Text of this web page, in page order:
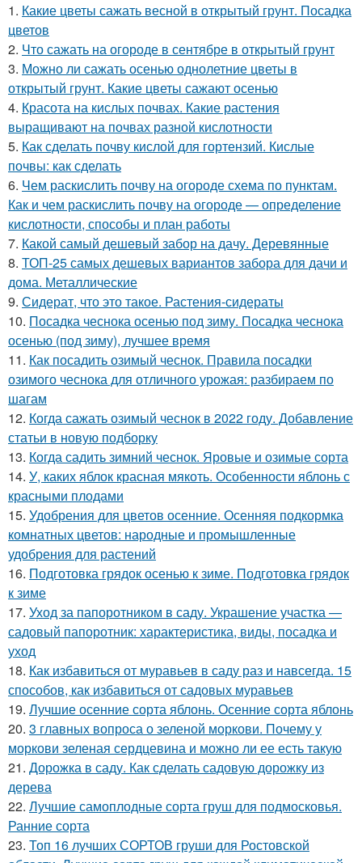
1. Какие цветы сажать весной в открытый грунт. Посадка
цветов
2. Что сажать на огороде в сентябре в открытый грунт
3. Можно ли сажать осенью однолетние цветы в
открытый грунт. Какие цветы сажают осенью
4. Красота на кислых почвах. Какие растения
выращивают на почвах разной кислотности
5. Как сделать почву кислой для гортензий. Кислые
почвы: как сделать
6. Чем раскислить почву на огороде схема по пунктам.
Как и чем раскислить почву на огороде — определение
кислотности, способы и план работы
7. Какой самый дешевый забор на дачу. Деревянные
8. ТОП-25 самых дешевых вариантов забора для дачи и
дома. Металлические
9. Сидерат, что это такое. Растения-сидераты
10. Посадка чеснока осенью под зиму. Посадка чеснока
осенью (под зиму), лучшее время
11. Как посадить озимый чеснок. Правила посадки
озимого чеснока для отличного урожая: разбираем по
шагам
12. Когда сажать озимый чеснок в 2022 году. Добавление
статьи в новую подборку
13. Когда садить зимний чеснок. Яровые и озимые сорта
14. У, каких яблок красная мякоть. Особенности яблонь с
красными плодами
15. Удобрения для цветов осенние. Осенняя подкормка
комнатных цветов: народные и промышленные
удобрения для растений
16. Подготовка грядок осенью к зиме. Подготовка грядок
к зиме
17. Уход за папоротником в саду. Украшение участка —
садовый папоротник: характеристика, виды, посадка и
уход
18. Как избавиться от муравьев в саду раз и навсегда. 15
способов, как избавиться от садовых муравьев
19. Лучшие осенние сорта яблонь. Осенние сорта яблонь
20. 3 главных вопроса о зеленой моркови. Почему у
моркови зеленая сердцевина и можно ли ее есть такую
21. Дорожка в саду. Как сделать садовую дорожку из
дерева
22. Лучшие самоплодные сорта груш для подмосковья.
Ранние сорта
23. Топ 16 лучших СОРТОВ груши для Ростовской